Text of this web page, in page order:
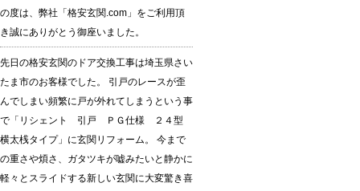
の度は、弊社「格安玄関.com」をご利用頂
き誠にありがとう御座いました。
先日の格安玄関のドア交換工事は埼玉県さい
たま市のお客様でした。 引戸のレースが歪
んでしまい頻繁に戸が外れてしまうという事
で「リシェント 引戸 ＰＧ仕様 ２４型
横太桟タイプ」に玄関リフォーム。 今まで
の重さや煩さ、ガタツキが嘘みたいと静かに
軽々とスライドする新しい玄関に大変驚き喜